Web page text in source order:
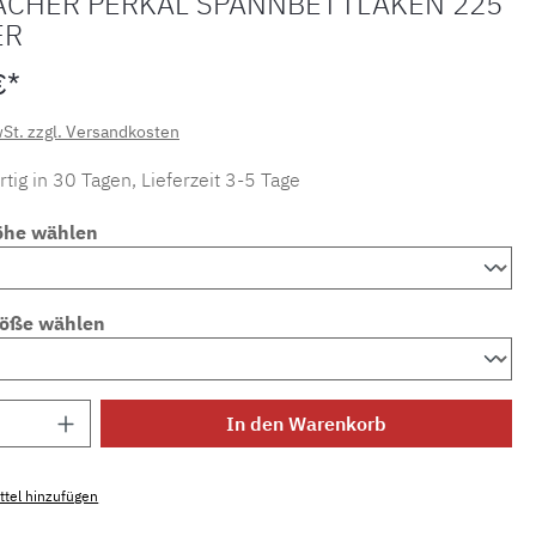
zzgl. Versandkosten
in 30 Tagen, Lieferzeit 3-5 Tage
wählen
wählen
Anzahl: Gib den gewünschten Wert ein
In den Warenkorb
hinzufügen